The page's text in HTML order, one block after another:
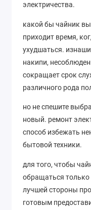
электричества.
какой бы чайник
приходит время,
ухудшаться.
накипи,
сокращает срок
различного рода
но не спешите
новый. ремонт
способ избежать
бытовой техники.
для того, чтобы
обращаться
лучшей стороны
готовым